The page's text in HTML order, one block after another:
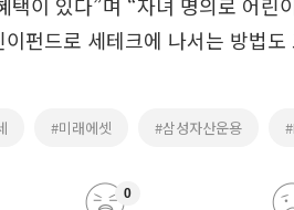
펀드로 세테크에 나서는 방법
#미래에셋 #삼성자산운용
0